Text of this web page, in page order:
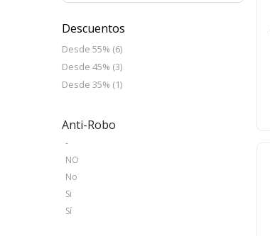
Descuentos
Desde 55% (6)
Desde 45% (3)
Desde 35% (1)
Anti-Robo
-
NO
No
Si
Sí